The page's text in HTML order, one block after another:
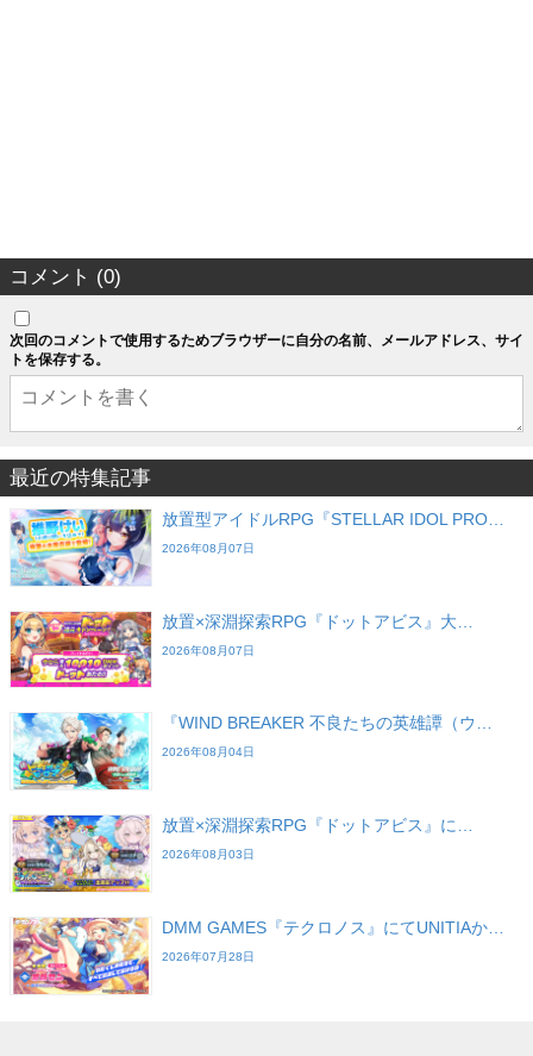
コメント (0)
次回のコメントで使用するためブラウザーに自分の名前、メールアドレス、サイ
トを保存する。
最近の特集記事
放置型アイドルRPG『STELLAR IDOL PRO…
2026年08月07日
放置×深淵探索RPG『ドットアビス』大…
2026年08月07日
『WIND BREAKER 不良たちの英雄譚（ウ…
2026年08月04日
放置×深淵探索RPG『ドットアビス』に…
2026年08月03日
DMM GAMES『テクロノス』にてUNITIAか…
2026年07月28日